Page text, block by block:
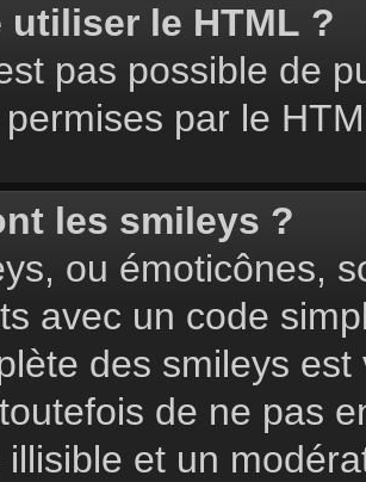
utiliser le HTML ?
pas possible de
par le
les smileys ?
ou émoticônes,
avec un code
des smileys
de ne pas
illisible et un